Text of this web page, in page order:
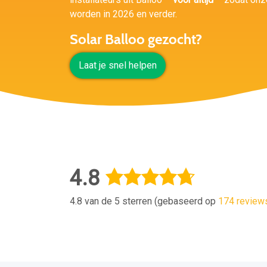
worden in 2026 en verder.
Solar Balloo gezocht?
Laat je snel helpen
4.8
4.8 van de 5 sterren (gebaseerd op 174